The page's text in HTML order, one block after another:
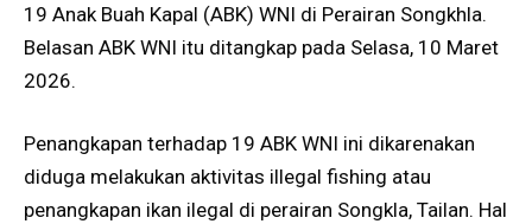
19 Anak Buah Kapal (ABK) WNI di Perairan Songkhla.
Belasan ABK WNI itu ditangkap pada Selasa, 10 Maret
2026.
Penangkapan terhadap 19 ABK WNI ini dikarenakan
diduga melakukan aktivitas illegal fishing atau
penangkapan ikan ilegal di perairan Songkla, Tailan. Hal